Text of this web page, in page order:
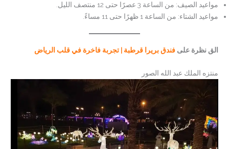
مواعيد الصيف: من الساعة 3 عصرًا حتى 12 منتصف الليل.
مواعيد الشتاء: من الساعة 1 ظهرًا حتى 11 مساءً.
الق نظرة على فندق بريرا قرطبة | تجربة فاخرة في قلب الرياض
منتزه الملك عبد الله الصور